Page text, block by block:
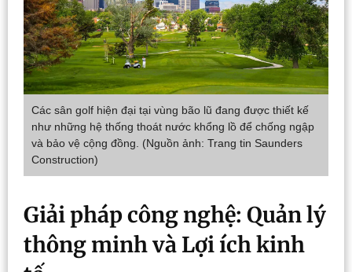
Các sân golf hiện đại tại vùng bão lũ đang được thiết kế
như những hệ thống thoát nước khổng lồ để chống ngập
và bảo vệ cộng đồng. (Nguồn ảnh: Trang tin Saunders
Construction)
Giải pháp công nghệ: Quản lý
thông minh và Lợi ích kinh